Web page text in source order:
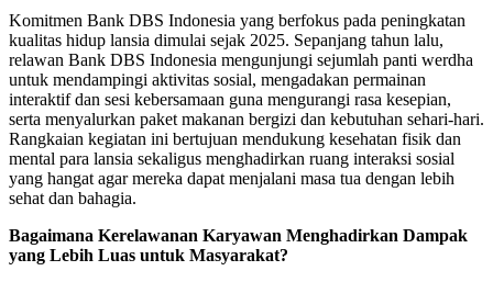
Komitmen Bank DBS Indonesia yang berfokus pada peningkatan
kualitas hidup lansia dimulai sejak 2025. Sepanjang tahun lalu,
relawan Bank DBS Indonesia mengunjungi sejumlah panti werdha
untuk mendampingi aktivitas sosial, mengadakan permainan
interaktif dan sesi kebersamaan guna mengurangi rasa kesepian,
serta menyalurkan paket makanan bergizi dan kebutuhan sehari-hari.
Rangkaian kegiatan ini bertujuan mendukung kesehatan fisik dan
mental para lansia sekaligus menghadirkan ruang interaksi sosial
yang hangat agar mereka dapat menjalani masa tua dengan lebih
sehat dan bahagia.
Bagaimana Kerelawanan Karyawan Menghadirkan Dampak
yang Lebih Luas untuk Masyarakat?